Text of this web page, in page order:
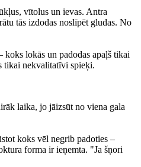
vītolus un ievas. Antra
tās izdodas noslīpēt gludas. No
lokās un padodas apaļš tikai
tikai nekvalitatīvi spieķi.
laika, jo jāizsūt no viena gala
koks vēl negrib padoties –
forma ir ieņemta. "Ja šņori